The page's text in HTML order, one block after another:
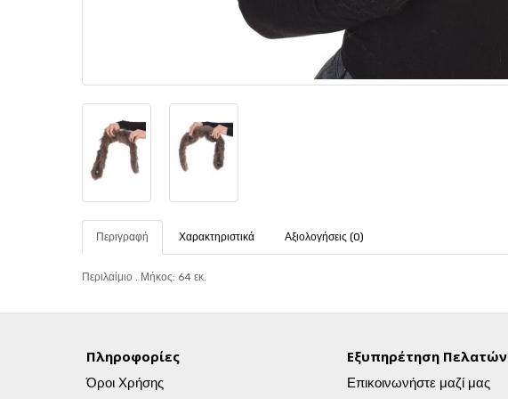
Περιγραφή Χαρακτηριστικά Αξιολογήσεις (0)
Περιλαίμιο . Μήκος: 64 εκ.
Πληροφορίες
Όροι Χρήσης
Εξυπηρέτηση Πελατών
Επικοινωνήστε μαζί μας